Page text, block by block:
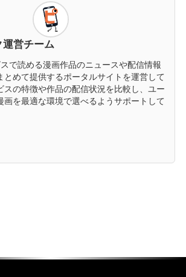
営チーム
で読める漫画作品のニュースや配信情報
とめて提供するポータルサイトを運営して
スの特徴や作品の配信状況を比較し、ユー
画を最適な環境で選べるようサポートして